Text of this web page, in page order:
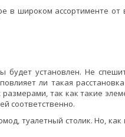
в широком ассортименте от
установлен. Не
ли такая
так как такие
соответственно.
туалетный столик. Но, как